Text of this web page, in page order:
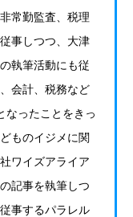
常勤監査、税理
事しつつ、大津
執筆活動にも従
会計、税務など
なったことをきっ
ものイジメに関
ワイズアライア
記事を執筆しつ
事するパラレル